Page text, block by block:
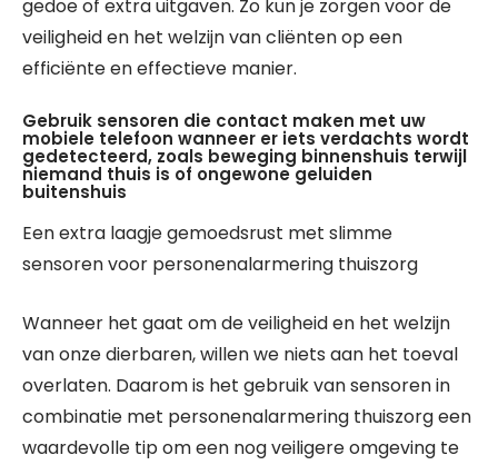
gedoe of extra uitgaven. Zo kun je zorgen voor de
veiligheid en het welzijn van cliënten op een
efficiënte en effectieve manier.
Gebruik sensoren die contact maken met uw
mobiele telefoon wanneer er iets verdachts wordt
gedetecteerd, zoals beweging binnenshuis terwijl
niemand thuis is of ongewone geluiden
buitenshuis
Een extra laagje gemoedsrust met slimme
sensoren voor personenalarmering thuiszorg
Wanneer het gaat om de veiligheid en het welzijn
van onze dierbaren, willen we niets aan het toeval
overlaten. Daarom is het gebruik van sensoren in
combinatie met personenalarmering thuiszorg een
waardevolle tip om een nog veiligere omgeving te